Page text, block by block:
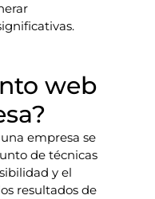
web
empresa se
de técnicas
y el
resultados de